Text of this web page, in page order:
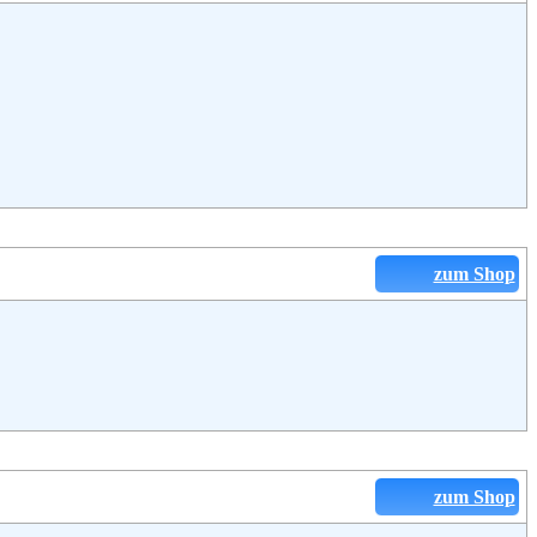
zum Shop
zum Shop